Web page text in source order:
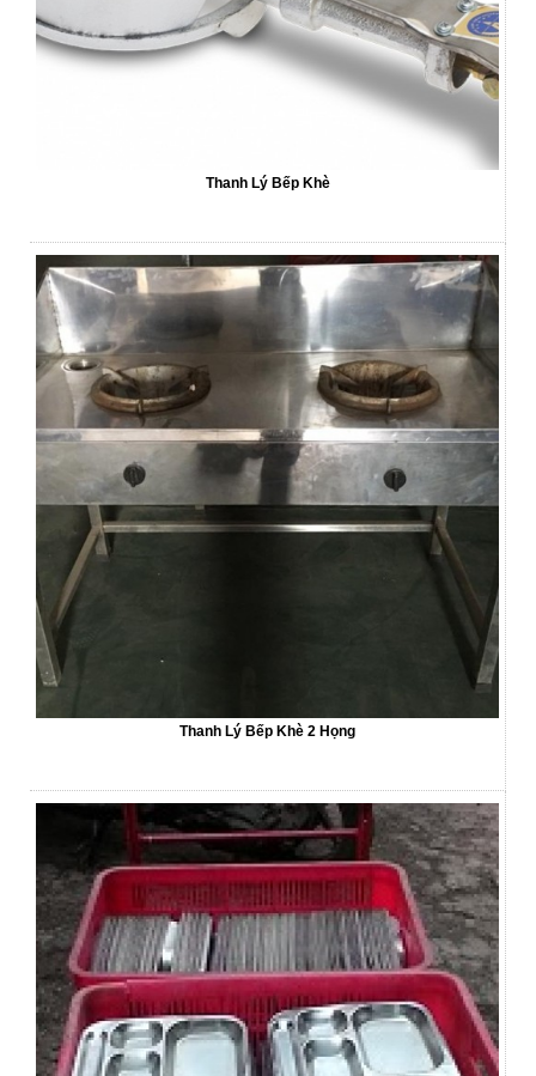
Thanh Lý Bếp Khè
Thanh Lý Bếp Khè 2 Họng